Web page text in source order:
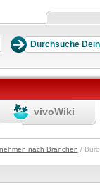
vivoWiki
nach Branchen /